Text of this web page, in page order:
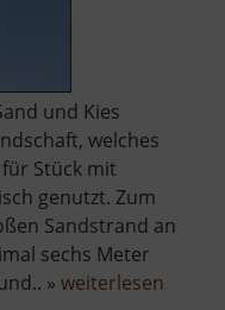
und Kies
welches
Stück mit
genutzt. Zum
Sandstrand an
sechs Meter
» weiterlesen